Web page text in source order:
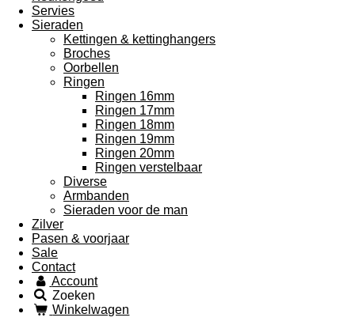
Servies
Sieraden
Kettingen & kettinghangers
Broches
Oorbellen
Ringen
Ringen 16mm
Ringen 17mm
Ringen 18mm
Ringen 19mm
Ringen 20mm
Ringen verstelbaar
Diverse
Armbanden
Sieraden voor de man
Zilver
Pasen & voorjaar
Sale
Contact
Account
Zoeken
Winkelwagen